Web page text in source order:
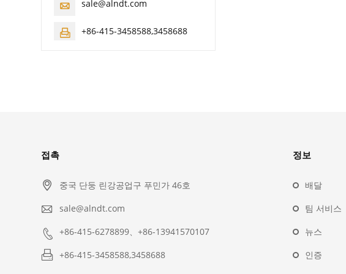
 sale@alndt.com
 +86-415-3458588,3458688
접촉
 중국 단둥 린강공업구 푸민가 46호
 sale@alndt.com
 +86-415-6278899、+86-13941570107
 +86-415-3458588,3458688
정보
배달
팀 서비스
뉴스
인증